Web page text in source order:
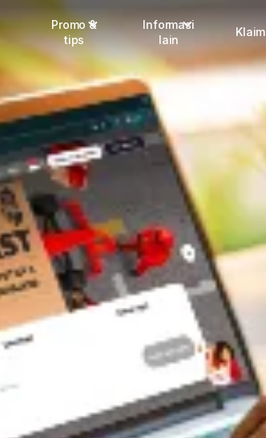
Promo &
tips
Promo terbaru
Info seller
Info mitra
Informasi
lain
Dangerous Goods
Karantina
FAQ
Tentang kami
Karir
Klaim